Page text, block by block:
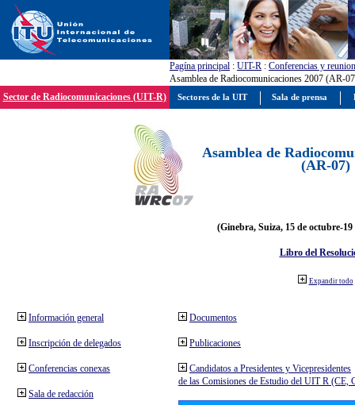
Pagína principal : UIT-R : Conferencias y
Asamblea de Radiocomunicaciones 2007 (AR-
Sector de Radiocomunicaciones (UIT-R)
Asamblea de
(AR-07)
(Ginebra, Suiza, 15 de octubre-19
Libro del
Expandir todo
Información general
Inscripción de delegados
Conferencias conexas
Sala de redacción
Documentos
Publicaciones
Candidatos a Presidentes y Vicepresidentes
de las Comisiones de Estudio del UIT R (CE,
Sectores de la UIT Sala de prensa